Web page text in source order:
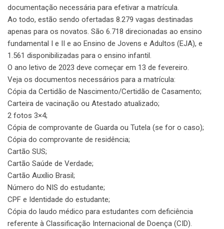
documentação necessária para efetivar a matrícula.
Ao todo, estão sendo ofertadas 8.279 vagas destinadas
apenas para os novatos. São 6.718 direcionadas ao ensino
fundamental I e II e ao Ensino de Jovens e Adultos (EJA), e
1.561 disponibilizadas para o ensino infantil.
O ano letivo de 2023 deve começar em 13 de fevereiro.
Veja os documentos necessários para a matrícula:
Cópia da Certidão de Nascimento/Certidão de Casamento;
Carteira de vacinação ou Atestado atualizado;
2 fotos 3×4;
Cópia de comprovante de Guarda ou Tutela (se for o caso);
Cópia do comprovante de residência;
Cartão SUS;
Cartão Saúde de Verdade;
Cartão Auxílio Brasil;
Número do NIS do estudante;
CPF e Identidade do estudante;
Cópia do laudo médico para estudantes com deficiência
referente à Classificação Internacional de Doença (CID).